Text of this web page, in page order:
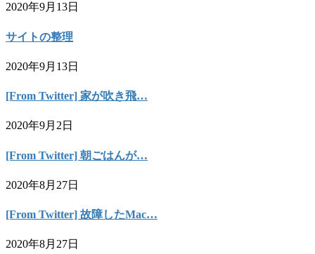
2020年9月13日
サイトの整理
2020年9月13日
[From Twitter] 家が吹き飛…
2020年9月2日
[From Twitter] 朝ごはんが…
2020年8月27日
[From Twitter] 故障したMac…
2020年8月27日